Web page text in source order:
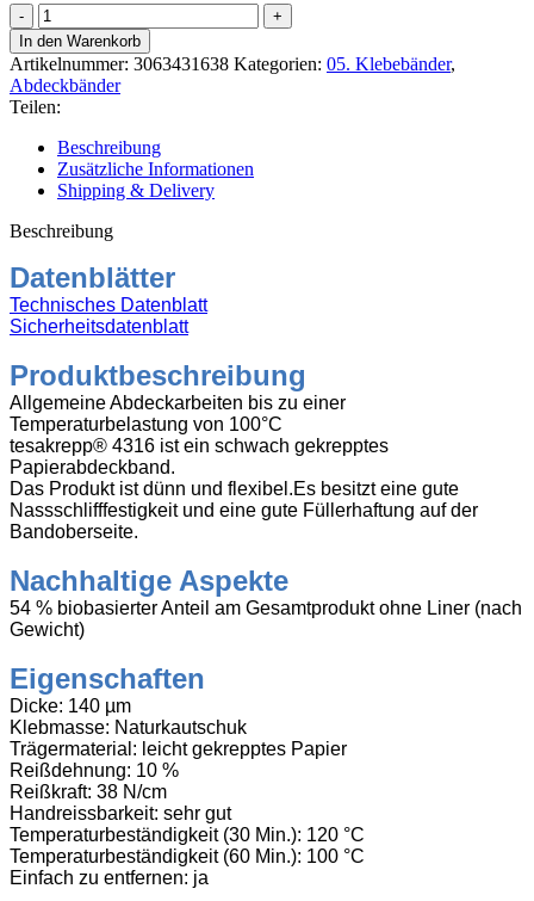
4316
Tesakrepp
38mm/50m
Menge
In den Warenkorb
Artikelnummer: 3063431638 Kategorien: 05. Klebebänder,
Abdeckbänder
Teilen:
Beschreibung
Zusätzliche Informationen
Shipping & Delivery
Beschreibung
Datenblätter
Technisches Datenblatt
Sicherheitsdatenblatt
Produktbeschreibung
Allgemeine Abdeckarbeiten bis zu einer
Temperaturbelastung von 100°C
tesakrepp® 4316 ist ein schwach gekrepptes
Papierabdeckband.
Das Produkt ist dünn und flexibel.Es besitzt eine gute
Nassschlifffestigkeit und eine gute Füllerhaftung auf der
Bandoberseite.
Nachhaltige Aspekte
54 % biobasierter Anteil am Gesamtprodukt ohne Liner (nach
Gewicht)
Eigenschaften
Dicke: 140 µm
Klebmasse: Naturkautschuk
Trägermaterial: leicht gekrepptes Papier
Reißdehnung: 10 %
Reißkraft: 38 N/cm
Handreissbarkeit: sehr gut
Temperaturbeständigkeit (30 Min.): 120 °C
Temperaturbeständigkeit (60 Min.): 100 °C
Einfach zu entfernen: ja